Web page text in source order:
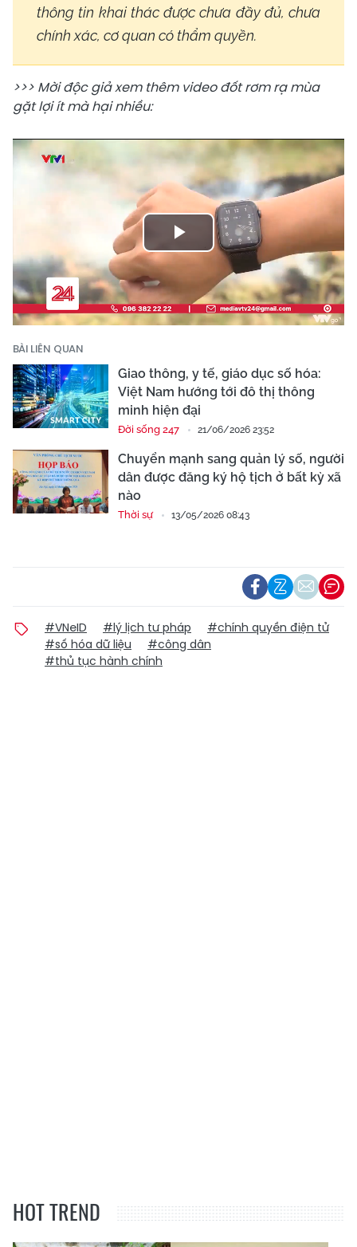
thông tin khai thác được chưa đầy đủ, chưa
chính xác, cơ quan có thẩm quyền.
>>> Mời độc giả xem thêm video đốt rơm rạ mùa
gặt lợi ít mà hại nhiều:
Play
Video
BÀI LIÊN QUAN
Giao thông, y tế, giáo dục số hóa:
Việt Nam hướng tới đô thị thông
minh hiện đại
Đời sống 247 21/06/2026 23:52
Chuyển mạnh sang quản lý số, người
dân được đăng ký hộ tịch ở bất kỳ xã
nào
Thời sự 13/05/2026 08:43
#VNeID #lý lịch tư pháp
#chính quyền điện tử
#số hóa dữ liệu
#công dân
#thủ tục hành chính
HOT TREND